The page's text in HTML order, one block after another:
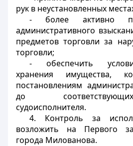
рук в неустановленных
- более активно
административного
предметов торговли за
торговли;
- обеспечить
хранения имущества,
постановлениям
до
судоисполнителя.
4. Контроль за
возложить на Первого
города Милованова.